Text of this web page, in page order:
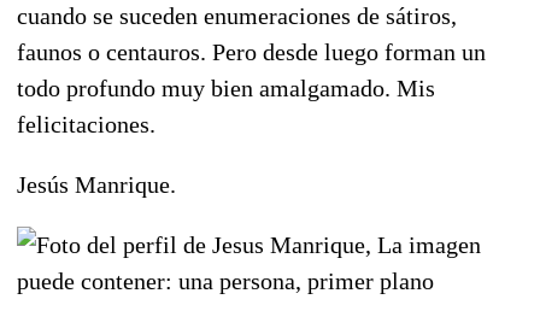
cuando se suceden enumeraciones de sátiros,
faunos o centauros. Pero desde luego forman un
todo profundo muy bien amalgamado. Mis
felicitaciones.
Jesús Manrique.